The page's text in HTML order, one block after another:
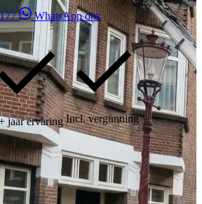
WhatsApp ons
jaar ervaring Incl. vergunning